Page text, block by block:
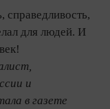
справедливость,
для людей. И
и
в газете